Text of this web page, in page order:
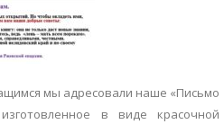
мы адресовали наше «Письмо
в виде красочной